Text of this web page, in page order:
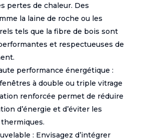
pertes de chaleur. Des
la laine de roche ou les
tels que la fibre de bois sont
et respectueuses de
performance énergétique :
à double ou triple vitrage
renforcée permet de réduire
d’énergie et d’éviter les
: Envisagez d’intégrer